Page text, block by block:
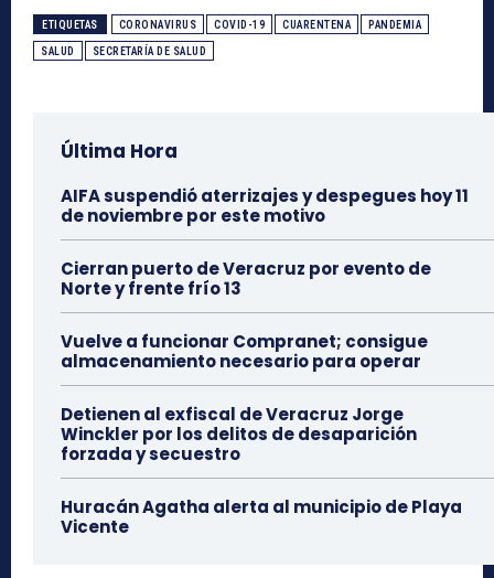
ETIQUETAS CORONAVIRUS COVID-19 CUARENTENA PANDEMIA
SALUD SECRETARÍA DE SALUD
Última Hora
AIFA suspendió aterrizajes y despegues hoy 11
de noviembre por este motivo
Cierran puerto de Veracruz por evento de
Norte y frente frío 13
Vuelve a funcionar Compranet; consigue
almacenamiento necesario para operar
Detienen al exfiscal de Veracruz Jorge
Winckler por los delitos de desaparición
forzada y secuestro
Huracán Agatha alerta al municipio de Playa
Vicente